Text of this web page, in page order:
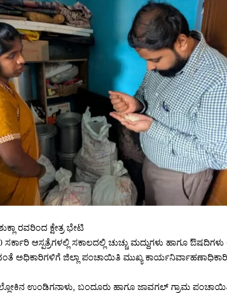
ರವರಿಂದ ಕ್ಷೇತ್ರ ಭೇಟಿ
ಆಸ್ಪತ್ರೆಗಳಲ್ಲಿ ಸಕಾಲದಲ್ಲಿ ಚುಚ್ಚು ಮದ್ದುಗಳು ಹಾಗೂ
ಅಧಿಕಾರಿಗಳಿಗೆ ಜಿಲ್ಲಾ ಪಂಚಾಯಿತಿ ಮುಖ್ಯ ಕಾರ್ಯನಿರ್ವಾಹಣಾಧಿಕಾರಿ
ಉಂಡಿಗನಾಳು, ಬಂದೂರು ಹಾಗೂ ಜಾವಗಲ್ ಗ್ರಾಮ